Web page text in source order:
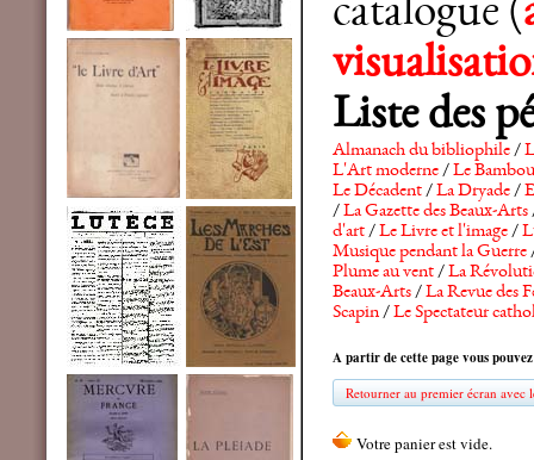
catalogue (
Liste des
Almanach du bibliophile/
L'Art moderne/Le Bambou
Le Décadent/La Dryade/
/La Gazette des Beaux-Arts
d'art/Le Livre et l'image/
Musique pendant la Guerre
Plume au vent/La
Beaux-Arts/La Revue des
Scapin/Le Spectateur
A partir de cette page vous
Retourner au premier écran avec